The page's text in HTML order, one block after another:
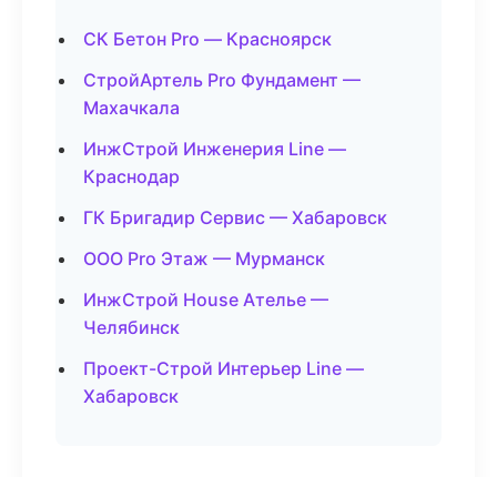
СК Бетон Pro — Красноярск
СтройАртель Pro Фундамент —
Махачкала
ИнжСтрой Инженерия Line —
Краснодар
ГК Бригадир Сервис — Хабаровск
ООО Pro Этаж — Мурманск
ИнжСтрой House Ателье —
Челябинск
Проект-Строй Интерьер Line —
Хабаровск